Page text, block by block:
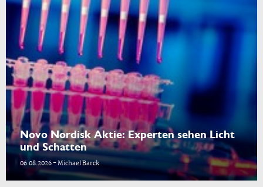
Novo Nordisk Aktie: Experten sehen Licht
und Schatten
06.08.2026 - Michael Barck